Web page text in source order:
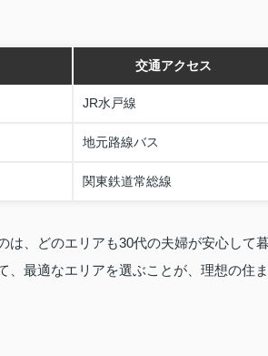
交通アクセス
JR水戸線
地元路線バス
関東鉄道常総線
は、どのエリアも30代の夫婦が安心して暮
、最適なエリアを選ぶことが、理想の住ま